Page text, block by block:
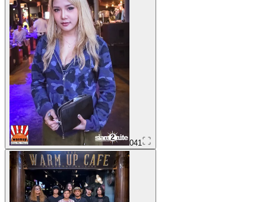
041